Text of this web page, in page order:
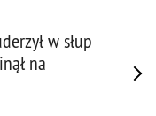
w słup
na